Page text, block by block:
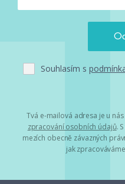
Souhlasím s
Tvá e-mailová adresa je u
zpracování osobních údajů.
mezích obecně závazných
jak